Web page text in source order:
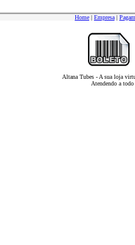
Home | Empresa |
Altana Tubes - A sua loja
Atendendo a